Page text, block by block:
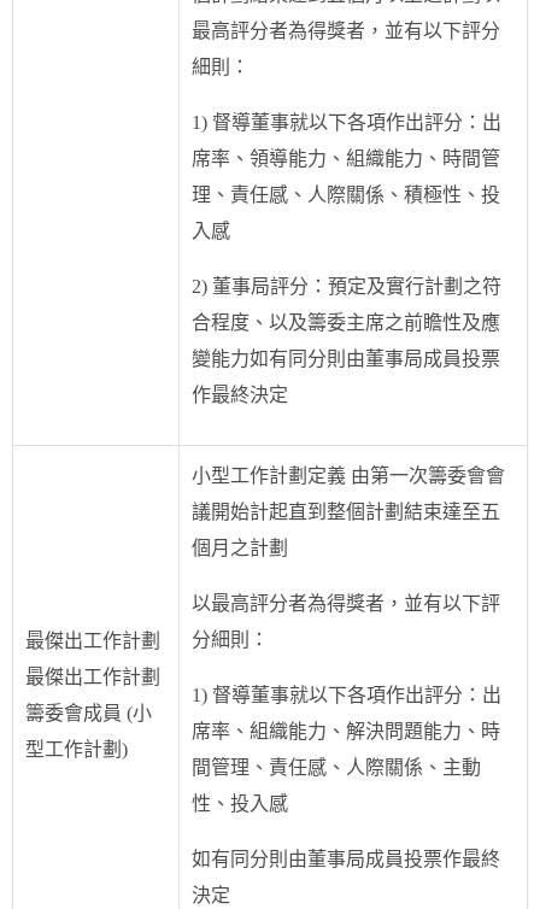
最高評分者為得獎者，並有以下評分
細則：
1) 督導董事就以下各項作出評分：出
席率、領導能力、組織能力、時間管
理、責任感、人際關係、積極性、投
入感
2) 董事局評分：預定及實行計劃之符
合程度、以及籌委主席之前瞻性及應
變能力如有同分則由董事局成員投票
作最終決定
最傑出工作計劃
最傑出工作計劃
籌委會成員 (小
型工作計劃)
小型工作計劃定義 由第一次籌委會會
議開始計起直到整個計劃結束達至五
個月之計劃
以最高評分者為得獎者，並有以下評
分細則：
1) 督導董事就以下各項作出評分：出
席率、組織能力、解決問題能力、時
間管理、責任感、人際關係、主動
性、投入感
如有同分則由董事局成員投票作最終
決定